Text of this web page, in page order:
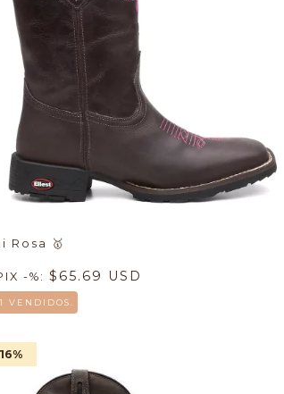
Rosa 🥇
-%: $65.69 USD
VENDIDOS.
%